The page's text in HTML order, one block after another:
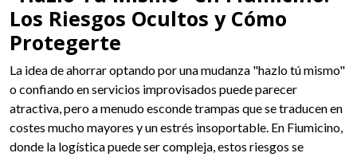
Los Riesgos Ocultos y Cómo
Protegerte
La idea de ahorrar optando por una mudanza "hazlo tú mismo"
o confiando en servicios improvisados puede parecer
atractiva, pero a menudo esconde trampas que se traducen en
costes mucho mayores y un estrés insoportable. En Fiumicino,
donde la logística puede ser compleja, estos riesgos se